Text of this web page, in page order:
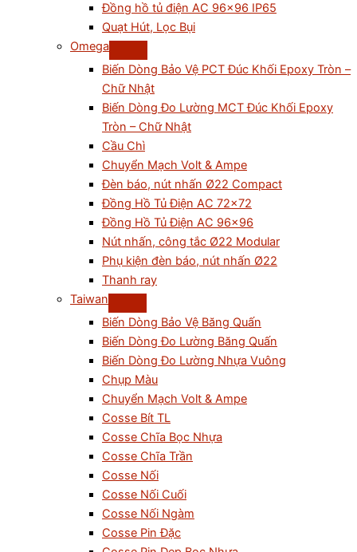
Đồng hồ tủ điện AC 96×96 IP65
Quạt Hút, Lọc Bụi
Omega
Biến Dòng Bảo Vệ PCT Đúc Khối Epoxy Tròn –
Chữ Nhật
Biến Dòng Đo Lường MCT Đúc Khối Epoxy
Tròn – Chữ Nhật
Cầu Chì
Chuyển Mạch Volt & Ampe
Đèn báo, nút nhấn Ø22 Compact
Đồng Hồ Tủ Điện AC 72×72
Đồng Hồ Tủ Điện AC 96×96
Nút nhấn, công tắc Ø22 Modular
Phụ kiện đèn báo, nút nhấn Ø22
Thanh ray
Taiwan
Biến Dòng Bảo Vệ Băng Quấn
Biến Dòng Đo Lường Băng Quấn
Biến Dòng Đo Lường Nhựa Vuông
Chụp Màu
Chuyển Mạch Volt & Ampe
Cosse Bít TL
Cosse Chĩa Bọc Nhựa
Cosse Chĩa Trần
Cosse Nối
Cosse Nối Cuối
Cosse Nối Ngàm
Cosse Pin Đặc